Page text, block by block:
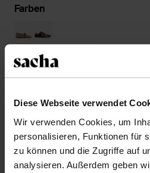
Diese Webseite verwendet
Wir verwenden Cookies, um
personalisieren, Funktionen für
zu können und die Zugriffe auf
analysieren. Außerdem geben
Farben
Größe
Trusted Shop-Gütesiegel
Rechnungskauf
14 Tage Bedenkzeit